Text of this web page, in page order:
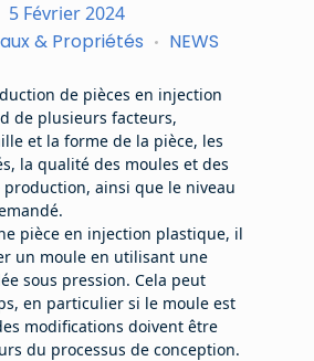
5 Février 2024
& Propriétés NEWS
de pièces en injection
de plusieurs facteurs,
et la forme de la pièce, les
la qualité des moules et des
ainsi que le niveau
pièce en injection plastique, il
un moule en utilisant une
sous pression. Cela peut
en particulier si le moule est
modifications doivent être
du processus de conception.